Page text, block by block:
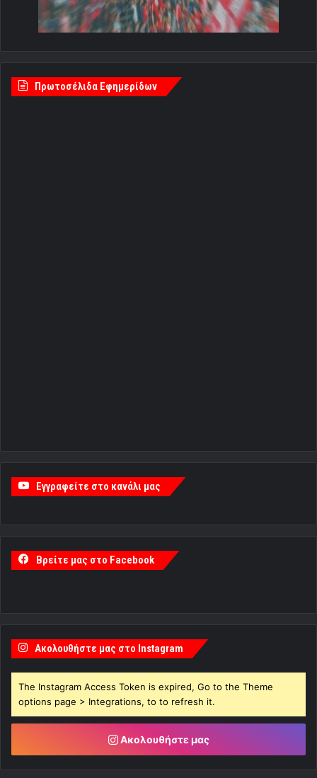
Πρωτοσέλιδα Εφημερίδων
Εγγραφείτε στο κανάλι μας
Βρείτε μας στο Facebook
Ακολουθήστε μας στο Instagram
The Instagram Access Token is expired, Go to the Theme
options page > Integrations, to to refresh it.
Ακολουθήστε μας